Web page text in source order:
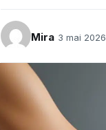
Mira 3 mai 2026